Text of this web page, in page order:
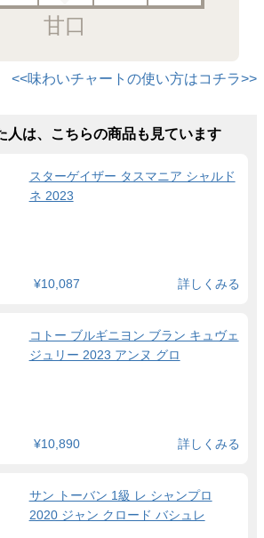
甘口
<<味わいチャートの使い方はコチラ>>
人は、こちらの商品も見ています
スターゲイザー タスマニア シャルド
ネ 2023
¥10,087 詳しくみる
コトー ブルギニヨン ブラン キュヴェ
ジュリー 2023 アンヌ グロ
¥10,890 詳しくみる
サン トーバン 1級 レ シャンプロ
2020 ジャン クロード バシュレ